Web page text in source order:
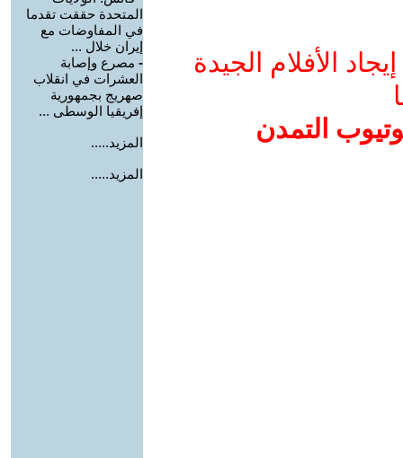
الأفلام الجيدة
التمدن
المتحدة حققت تقدما
في المفاوضات مع
إيران خلال ...
- مصرع وإصابة
العشرات في انقلاب
صهريج بجمهورية
إفريقيا الوسطى ...
المزيد.....
المزيد.....